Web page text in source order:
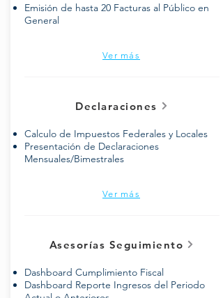
Emisión de hasta 20 Facturas al Público en
General
Ver más
Declaraciones
Calculo de Impuestos Federales y Locales
Presentación de Declaraciones
Mensuales/Bimestrales
Ver más
Asesorías Seguimiento
Dashboard Cumplimiento Fiscal
Dashboard Reporte Ingresos del Periodo